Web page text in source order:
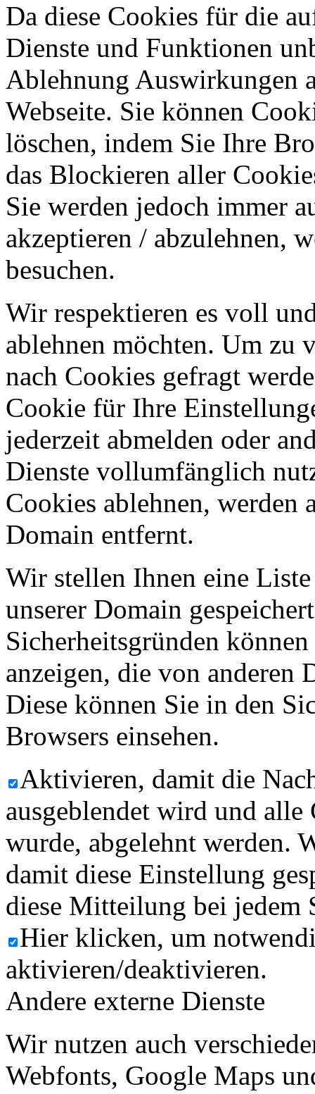
Da diese Cookies für die
Dienste und Funktionen
Ablehnung Auswirkungen
Webseite. Sie können
löschen, indem Sie Ihre
das Blockieren aller
Sie werden jedoch immer
akzeptieren / abzulehnen,
besuchen.
Wir respektieren es voll
ablehnen möchten. Um zu
nach Cookies gefragt
Cookie für Ihre
jederzeit abmelden oder
Dienste vollumfänglich
Cookies ablehnen, werden
Domain entfernt.
Wir stellen Ihnen eine
unserer Domain
Sicherheitsgründen
anzeigen, die von anderen
Diese können Sie in den
Browsers einsehen.
Aktivieren, damit die
ausgeblendet wird und
wurde, abgelehnt werden.
damit diese Einstellung
diese Mitteilung bei jedem
Hier klicken, um
aktivieren/deaktivieren.
Andere externe Dienste
Wir nutzen auch
Webfonts, Google Maps